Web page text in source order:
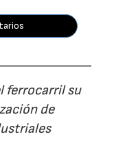
ferrocarril su
de